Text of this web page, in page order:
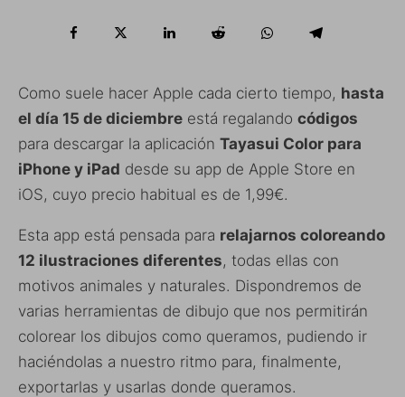
Como suele hacer Apple cada cierto tiempo, hasta
el día 15 de diciembre está regalando códigos
para descargar la aplicación Tayasui Color para
iPhone y iPad desde su app de Apple Store en
iOS, cuyo precio habitual es de 1,99€.
Esta app está pensada para relajarnos coloreando
12 ilustraciones diferentes, todas ellas con
motivos animales y naturales. Dispondremos de
varias herramientas de dibujo que nos permitirán
colorear los dibujos como queramos, pudiendo ir
haciéndolas a nuestro ritmo para, finalmente,
exportarlas y usarlas donde queramos.